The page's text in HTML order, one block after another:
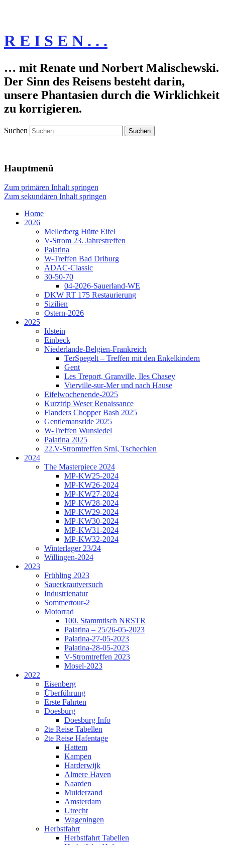
R E I S E N . . .
… mit Renate und Norbert Malischewski.
Der Sinn des Reisens besteht darin,
unsere Phantasien durch die Wirklichkeit
zu korrigieren.
Suchen
Hauptmenü
Zum primären Inhalt springen
Zum sekundären Inhalt springen
Home
2026
Mellerberg Hütte Eifel
V-Strom 23. Jahrestreffen
Palatina
W-Treffen Bad Driburg
ADAC-Classic
30-50-70
04-2026-Sauerland-WE
DKW RT 175 Restaurierung
Sizilien
Ostern-2026
2025
Idstein
Einbeck
Niederlande-Belgien-Frankreich
TerSpegelt – Treffen mit den Enkelkindern
Gent
Les Treport, Granville, Iles Chasey
Vierville-sur-Mer und nach Hause
Eifelwochenende-2025
Kurztrip Weser Renaissance
Flanders Chopper Bash 2025
Gentlemansride 2025
W-Treffen Wunsiedel
Palatina 2025
22.V-Stromtreffen Srni, Tschechien
2024
The Masterpiece 2024
MP-KW25-2024
MP-KW26-2024
MP-KW27-2024
MP-KW28-2024
MP-KW29-2024
MP-KW30-2024
MP-KW31-2024
MP-KW32-2024
Winterlager 23/24
Willingen-2024
2023
Frühling 2023
Sauerkrautversuch
Industrienatur
Sommertour-2
Motorrad
100. Stammtisch NRSTR
Palatina – 25/26-05-2023
Palatina-27-05-2023
Palatina-28-05-2023
V-Stromtreffen 2023
Mosel-2023
2022
Eisenberg
Überführung
Erste Fahrten
Doesburg
Doesburg Info
2te Reise Tabellen
2te Reise Hafentage
Hattem
Kampen
Harderwijk
Almere Haven
Naarden
Muiderzand
Amsterdam
Utrecht
Wageningen
Herbstfahrt
Herbstfahrt Tabellen